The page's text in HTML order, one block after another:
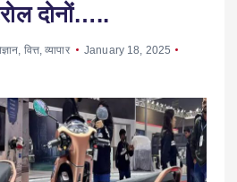
दोनों…..
वित्त,व्यापार
January 18, 2025